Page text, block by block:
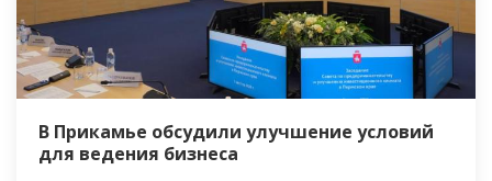
В Прикамье обсудили улучшение условий
для ведения бизнеса